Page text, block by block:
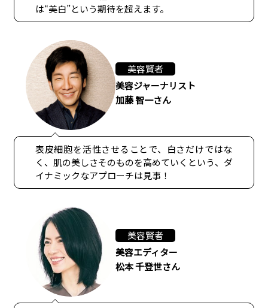
は“美白”という期待を超えます。
美容賢者
美容ジャーナリスト
加藤 智一さん
表皮細胞を活性させることで、白さだけではな
く、肌の美しさそのものを高めていくという、ダ
イナミックなアプローチは見事！
美容賢者
美容エディター
松本 千登世さん